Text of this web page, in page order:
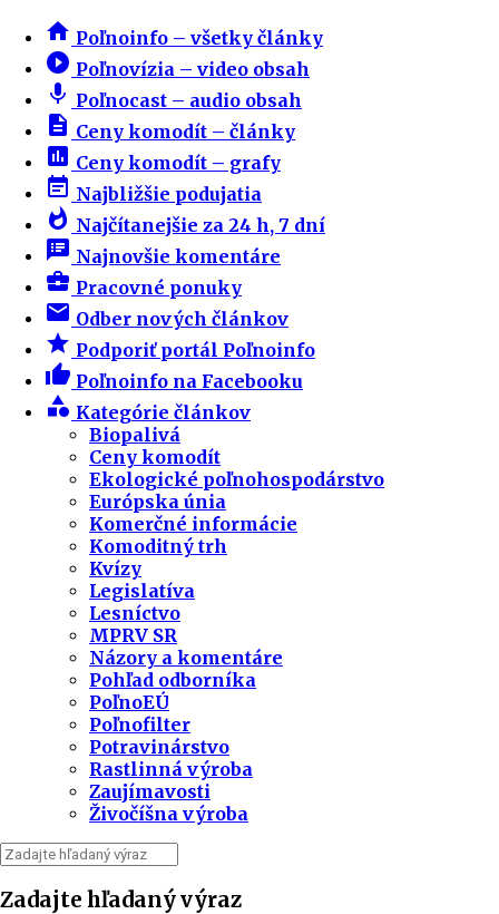
home Poľnoinfo – všetky články
play_circle_filled Poľnovízia – video obsah
mic Poľnocast – audio obsah
description Ceny komodít – články
insert_chart Ceny komodít – grafy
event_note Najbližšie podujatia
whatshot Najčítanejšie za 24 h, 7 dní
speaker_notes Najnovšie komentáre
business_center Pracovné ponuky
email Odber nových článkov
star Podporiť portál Poľnoinfo
thumb_up Poľnoinfo na Facebooku
category Kategórie článkov
Biopalivá
Ceny komodít
Ekologické poľnohospodárstvo
Európska únia
Komerčné informácie
Komoditný trh
Kvízy
Legislatíva
Lesníctvo
MPRV SR
Názory a komentáre
Pohľad odborníka
PoľnoEÚ
Poľnofilter
Potravinárstvo
Rastlinná výroba
Zaujímavosti
Živočíšna výroba
Zadajte hľadaný výraz